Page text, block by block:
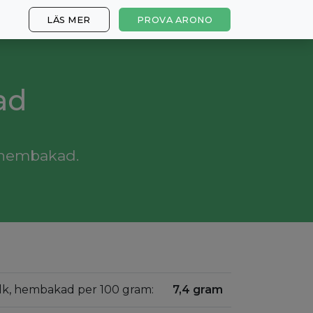
LÄS MER PROVA ARONO
hembakad per 100 gram: 7,4 gram